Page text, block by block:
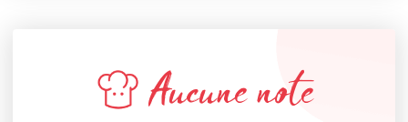
Aucune note